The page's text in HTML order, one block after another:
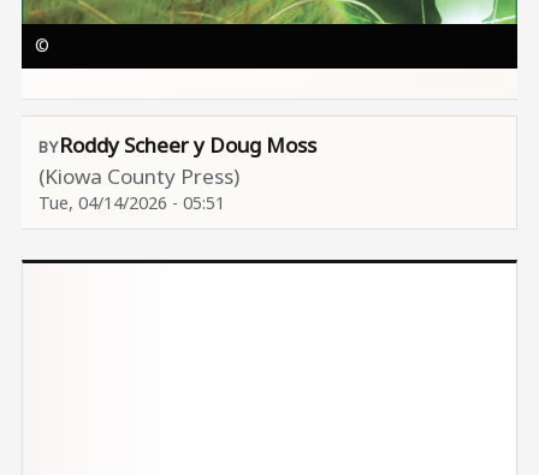
©
Roddy Scheer y Doug Moss
(Kiowa County Press)
Tue, 04/14/2026 - 05:51